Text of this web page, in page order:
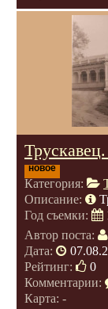
новое
Категория:
Описание:
Год съемки:
Автор поста:
Дата:
Рейтинг:
0
Комментарии:
Карта: -